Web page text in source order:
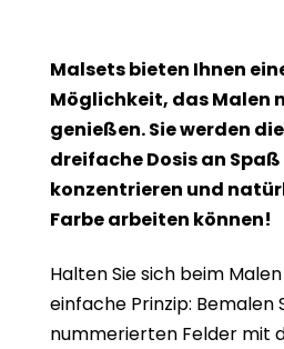
Malsets bieten Ihnen
Möglichkeit, das Malen
genießen. Sie werden
dreifache Dosis an
konzentrieren und
Farbe arbeiten können!
Halten Sie sich beim
einfache Prinzip: Bemalen
nummerierten Felder mit